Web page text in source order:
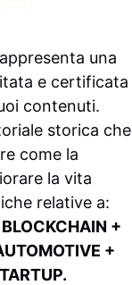
una
e certificata
contenuti.
storica che
come la
la vita
relative a:
+
+